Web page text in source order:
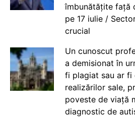
îmbunătățite față
pe 17 iulie /
crucial
Un cunoscut
a demisionat în
fi plagiat sau ar fi
realizărilor sale,
poveste de viață
diagnostic de